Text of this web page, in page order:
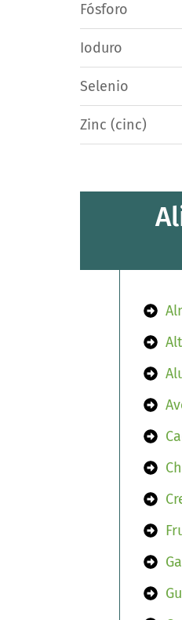
Fósforo
Ioduro
Selenio
Zinc (cinc)